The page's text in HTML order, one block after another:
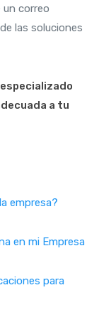
un correo
las soluciones
a tu
empresa?
en mi Empresa
para